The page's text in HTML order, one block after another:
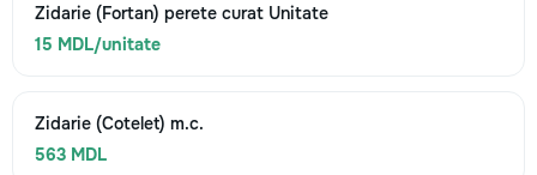
Zidarie (Fortan) perete curat Unitate
15 MDL/unitate
Zidarie (Cotelet) m.c.
563 MDL